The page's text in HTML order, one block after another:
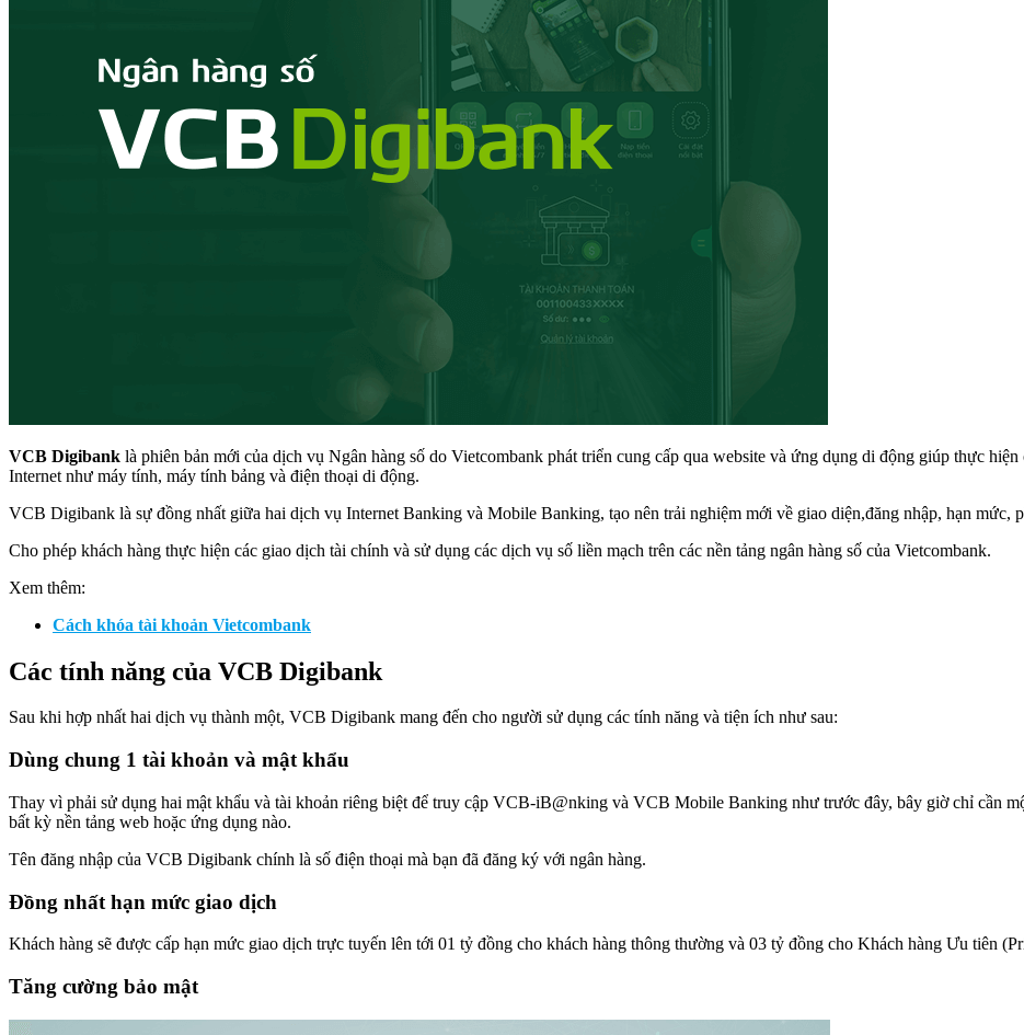
VCB Digibank là phiên bản mới của dịch vụ Ngân hàng số do Vietcombank phát triển cung cấp qua website và ứng dụng di động giúp thực
Internet như máy tính, máy tính bảng và điện thoại di động.
VCB Digibank là sự đồng nhất giữa hai dịch vụ Internet Banking và Mobile Banking, tạo nên trải nghiệm mới về giao diện,đăng nhập, hạn mức,
Cho phép khách hàng thực hiện các giao dịch tài chính và sử dụng các dịch vụ số liền mạch trên các nền tảng ngân hàng số của Vietcombank.
Xem thêm:
Cách khóa tài khoản Vietcombank
Các tính năng của VCB Digibank
Sau khi hợp nhất hai dịch vụ thành một, VCB Digibank mang đến cho người sử dụng các tính năng và tiện ích như sau:
Dùng chung 1 tài khoản và mật khẩu
Thay vì phải sử dụng hai mật khẩu và tài khoản riêng biệt để truy cập VCB-iB@nking và VCB Mobile Banking như trước đây, bây giờ chỉ cần
bất kỳ nền tảng web hoặc ứng dụng nào.
Tên đăng nhập của VCB Digibank chính là số điện thoại mà bạn đã đăng ký với ngân hàng.
Đồng nhất hạn mức giao dịch
Khách hàng sẽ được cấp hạn mức giao dịch trực tuyến lên tới 01 tỷ đồng cho khách hàng thông thường và 03 tỷ đồng cho Khách hàng Ưu tiên
Tăng cường bảo mật